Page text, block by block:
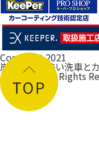
Copyright 2021
岸和田の手洗い洗車と
ルフレ大阪 All Rights